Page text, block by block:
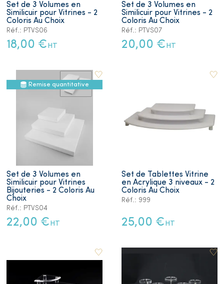
Set de 3 Volumes en
Similicuir pour Vitrines - 2
Coloris Au Choix
Réf.: PTVS06
18,00 € HT
Set de 3 Volumes en
Similicuir pour Vitrines - 2
Coloris Au Choix
Réf.: PTVS07
20,00 € HT
Remise quantitative
Set de 3 Volumes en
Similicuir pour Vitrines
Bijouteries - 2 Coloris Au
Choix
Réf.: PTVS04
22,00 € HT
Set de Tablettes Vitrine
en Acrylique 3 niveaux - 2
Coloris Au Choix
Réf.: 999
25,00 € HT